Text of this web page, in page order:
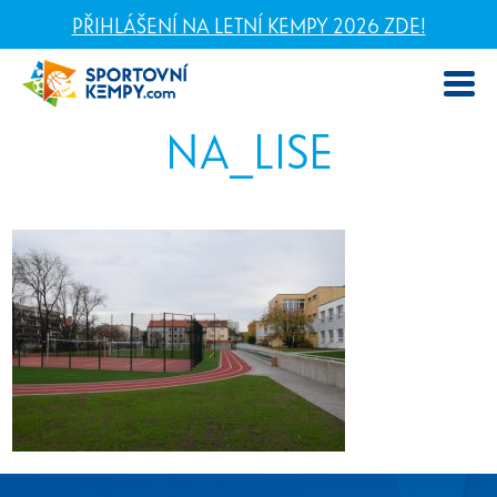
PŘIHLÁŠENÍ NA LETNÍ KEMPY 2026 ZDE!
NA_LISE